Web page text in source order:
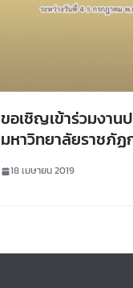
ขอเชิญเข้าร่วมงาน
มหาวิทยาลัยราชภั
18 เมษายน 2019